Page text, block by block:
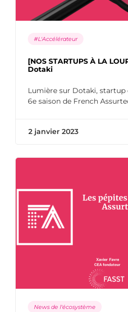
#L'Accélérateur
[NOS STARTUPS À LA
Dotaki
Lumière sur Dotaki,
6e saison de French
2 janvier 2023
News de l'écosystème